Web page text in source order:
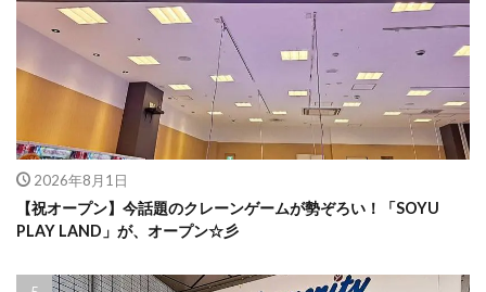
2026年8月1日
【祝オープン】今話題のクレーンゲームが勢ぞろい！「SOYU
PLAY LAND」が、オープン☆彡